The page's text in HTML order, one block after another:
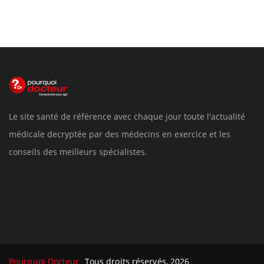
Le site santé de référence avec chaque jour toute l'actualité
médicale decryptée par des médecins en exercice et les
conseils des meilleurs spécialistes.
Pourquoi Docteur Tous droits réservés, 2026